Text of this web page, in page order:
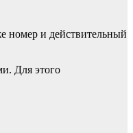
номер и действительный
Для этого